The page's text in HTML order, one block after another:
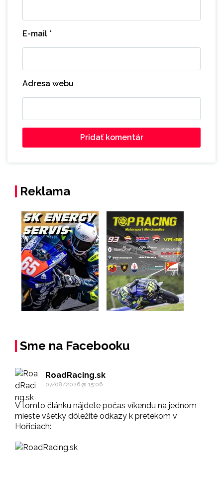
E-mail *
Adresa webu
Reklama
Sme na Facebooku
RoadRacing.sk
07/08/2026 @ 15:06
V tomto článku nájdete počas víkendu na jednom
mieste všetky dôležité odkazy k pretekom v
Hořiciach: